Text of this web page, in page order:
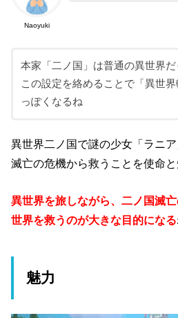
Naoyuki
本家「二ノ国」は普通の異世界だ
この設定を絡めることで「異世界
っぽくなるね
異世界二ノ国で謎の少女「ラニ
滅亡の危機から救うことを使命と
異世界を旅しながら、二ノ国滅亡
世界を救うのが大きな目的になる
魅力